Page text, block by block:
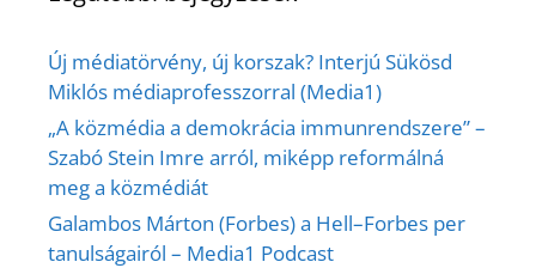
Új médiatörvény, új korszak? Interjú Sükösd
Miklós médiaprofesszorral (Media1)
„A közmédia a demokrácia immunrendszere” –
Szabó Stein Imre arról, miképp reformálná
meg a közmédiát
Galambos Márton (Forbes) a Hell–Forbes per
tanulságairól – Media1 Podcast